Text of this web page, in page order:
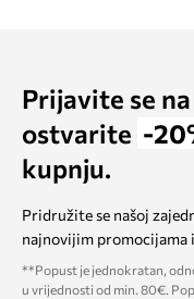
Prijavite se
ostvarite -
kupnju.
Pridružite se našoj
najnovijim promocijama
**Popust je jednokratan,
u vrijednosti od min. 80€.